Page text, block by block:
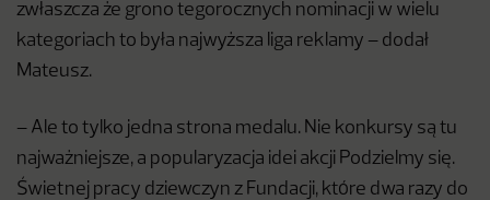
zwłaszcza że grono tegorocznych nominacji w wielu
kategoriach to była najwyższa liga reklamy – dodał
Mateusz.
– Ale to tylko jedna strona medalu. Nie konkursy są tu
najważniejsze, a popularyzacja idei akcji Podzielmy się.
Świetnej pracy dziewczyn z Fundacji, które dwa razy do